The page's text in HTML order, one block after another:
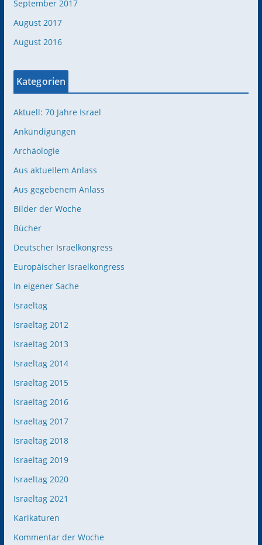
September 2017
August 2017
August 2016
Kategorien
Aktuell: 70 Jahre Israel
Ankündigungen
Archäologie
Aus aktuellem Anlass
Aus gegebenem Anlass
Bilder der Woche
Bücher
Deutscher Israelkongress
Europäischer Israelkongress
In eigener Sache
Israeltag
Israeltag 2012
Israeltag 2013
Israeltag 2014
Israeltag 2015
Israeltag 2016
Israeltag 2017
Israeltag 2018
Israeltag 2019
Israeltag 2020
Israeltag 2021
Karikaturen
Kommentar der Woche